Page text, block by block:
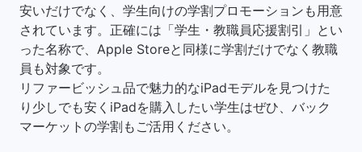
安いだけでなく、学生向けの学割プロモーションも用意
されています。正確には「学生・教職員応援割引」とい
った名称で、Apple Storeと同様に学割だけでなく教職
員も対象です。
リファービッシュ品で魅力的なiPadモデルを見つけた
り少しでも安くiPadを購入したい学生はぜひ、バック
マーケットの学割もご活用ください。